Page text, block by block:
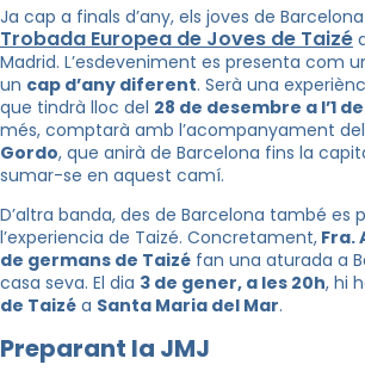
Ja cap a finals d’any, els joves de
Trobada Europea de Joves de Taizé
Madrid. L’esdeveniment es presenta com
un cap d’any diferent. Serà una
que tindrà lloc del 28 de desembre a l’1
més, comptarà amb l’acompanyament del
Gordo, que anirà de Barcelona fins la
sumar-se en aquest camí.
D’altra banda, des de Barcelona també es
l’experiencia de Taizé. Concretament, Fra.
de germans de Taizé fan una aturada a
casa seva. El dia 3 de gener, a les 20h, hi
de Taizé a Santa Maria del Mar.
Preparant la JMJ